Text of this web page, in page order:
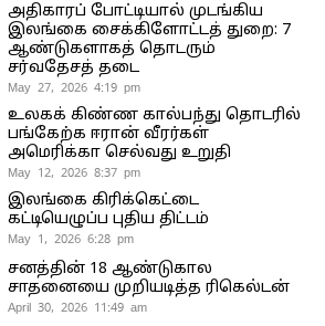
அதிகாரப் போட்டியால் முடங்கிய
இலங்கை சைக்கிளோட்டத் துறை: 7
ஆண்டுகளாகத் தொடரும்
சர்வதேசத் தடை
May 27, 2026 4:19 pm
உலகக் கிண்ண கால்பந்து தொடரில்
பங்கேற்க ஈரான் வீரர்கள்
அமெரிக்கா செல்வது உறுதி
May 12, 2026 8:37 pm
இலங்கை கிரிக்கெட்டை
கட்டியெழுப்ப புதிய திட்டம்
May 1, 2026 6:28 pm
சனத்தின் 18 ஆண்டுகால
சாதனையை முறியடித்த ரிகெல்டன்
April 30, 2026 11:49 am